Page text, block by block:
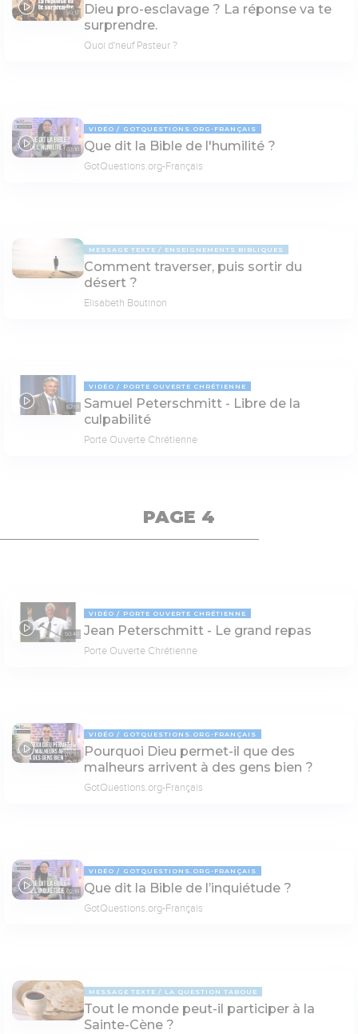
30:13
Dieu pro-esclavage ? La réponse va te
surprendre.
Quoi d'neuf Pasteur ?
03:10
VIDÉO GOTQUESTIONS.ORG-FRANÇAIS
Que dit la Bible de l'humilité ?
GotQuestions.org-Français
MESSAGE TEXTE ENSEIGNEMENTS BIBLIQUES
Comment traverser, puis sortir du
désert ?
Elisabeth Boutinon
62:01
VIDÉO PORTE OUVERTE CHRÉTIENNE
Samuel Peterschmitt - Libre de la
culpabilité
Porte Ouverte Chrétienne
PAGE 4
50:40
VIDÉO PORTE OUVERTE CHRÉTIENNE
Jean Peterschmitt - Le grand repas
Porte Ouverte Chrétienne
03:33
VIDÉO GOTQUESTIONS.ORG-FRANÇAIS
Pourquoi Dieu permet-il que des
malheurs arrivent à des gens bien ?
GotQuestions.org-Français
02:19
VIDÉO GOTQUESTIONS.ORG-FRANÇAIS
Que dit la Bible de l’inquiétude ?
GotQuestions.org-Français
MESSAGE TEXTE LA QUESTION TABOUE
Tout le monde peut-il participer à la
Sainte-Cène ?